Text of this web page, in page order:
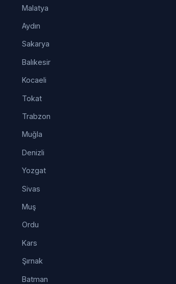
Malatya
Aydın
Sakarya
Balıkesir
Kocaeli
Tokat
Trabzon
Muğla
Denizli
Yozgat
Sivas
Muş
Ordu
Kars
Şırnak
Batman